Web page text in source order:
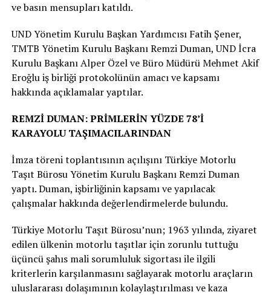
ve basın mensupları katıldı.
UND Yönetim Kurulu Başkan Yardımcısı Fatih Şener,
TMTB Yönetim Kurulu Başkanı Remzi Duman, UND İcra
Kurulu Başkanı Alper Özel ve Büro Müdürü Mehmet Akif
Eroğlu iş birliği protokolünün amacı ve kapsamı
hakkında açıklamalar yaptılar.
REMZİ DUMAN: PRİMLERİN YÜZDE 78’İ
KARAYOLU TAŞIMACILARINDAN
İmza töreni toplantısının açılışını Türkiye Motorlu
Taşıt Bürosu Yönetim Kurulu Başkanı Remzi Duman
yaptı. Duman, işbirliğinin kapsamı ve yapılacak
çalışmalar hakkında değerlendirmelerde bulundu.
Türkiye Motorlu Taşıt Bürosu’nun; 1963 yılında, ziyaret
edilen ülkenin motorlu taşıtlar için zorunlu tuttuğu
üçüncü şahıs mali sorumluluk sigortası ile ilgili
kriterlerin karşılanmasını sağlayarak motorlu araçların
uluslararası dolaşımının kolaylaştırılması ve kaza